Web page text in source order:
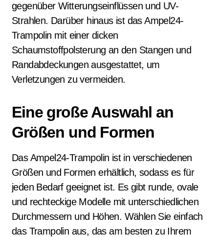
gegenüber Witterungseinflüssen und UV-
Strahlen. Darüber hinaus ist das Ampel24-
Trampolin mit einer dicken
Schaumstoffpolsterung an den Stangen und
Randabdeckungen ausgestattet, um
Verletzungen zu vermeiden.
Eine große Auswahl an
Größen und Formen
Das Ampel24-Trampolin ist in verschiedenen
Größen und Formen erhältlich, sodass es für
jeden Bedarf geeignet ist. Es gibt runde, ovale
und rechteckige Modelle mit unterschiedlichen
Durchmessern und Höhen. Wählen Sie einfach
das Trampolin aus, das am besten zu Ihrem